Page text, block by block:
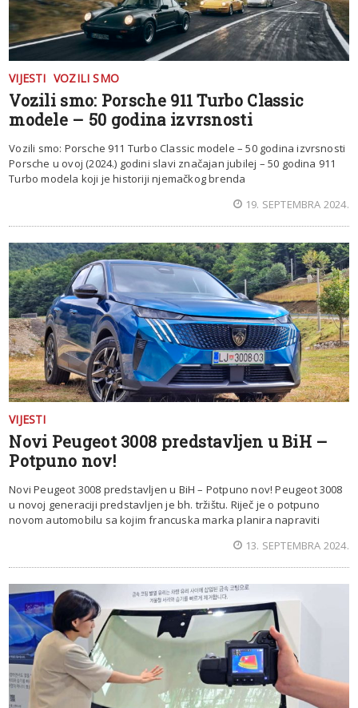
VIJESTI VOZILI SMO
Vozili smo: Porsche 911 Turbo Classic
modele – 50 godina izvrsnosti
Vozili smo: Porsche 911 Turbo Classic modele – 50 godina izvrsnosti
Porsche u ovoj (2024.) godini slavi značajan jubilej – 50 godina 911
Turbo modela koji je historiji njemačkog brenda
19. SEPTEMBRA 2024.
VIJESTI
Novi Peugeot 3008 predstavljen u BiH –
Potpuno nov!
Novi Peugeot 3008 predstavljen u BiH – Potpuno nov! Peugeot 3008
u novoj generaciji predstavljen je bh. tržištu. Riječ je o potpuno
novom automobilu sa kojim francuska marka planira napraviti
13. SEPTEMBRA 2024.